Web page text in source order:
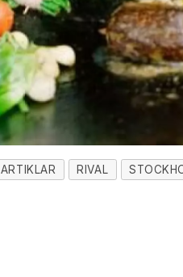
ARTIKLAR RIVAL